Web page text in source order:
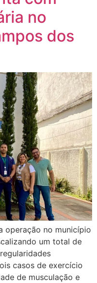
no
dos
operação no município
um total de
casos de exercício
de musculação e